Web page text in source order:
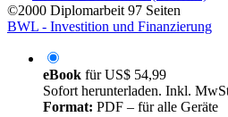
©2000 Diplomarbeit 97 Seiten
BWL - Investition und Finanzierung
eBook fürUS$ 54,99
Sofort herunterladen. Inkl.
Format: PDF – für alle Geräte